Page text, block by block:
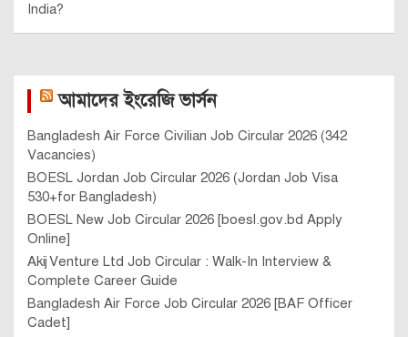
India?
আমাদের ইংরেজি ভার্সন
Bangladesh Air Force Civilian Job Circular 2026 (342
Vacancies)
BOESL Jordan Job Circular 2026 (Jordan Job Visa
530+for Bangladesh)
BOESL New Job Circular 2026 [boesl.gov.bd Apply
Online]
Akij Venture Ltd Job Circular : Walk-In Interview &
Complete Career Guide
Bangladesh Air Force Job Circular 2026 [BAF Officer
Cadet]